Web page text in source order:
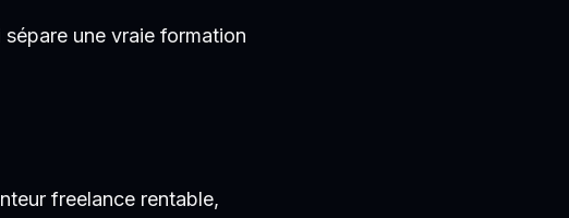
une vraie formation
freelance rentable,